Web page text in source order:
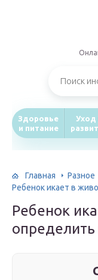
Здоровье
и питание
Уход
Главная
Разное
Ребенок икает в
Ребенок
определить